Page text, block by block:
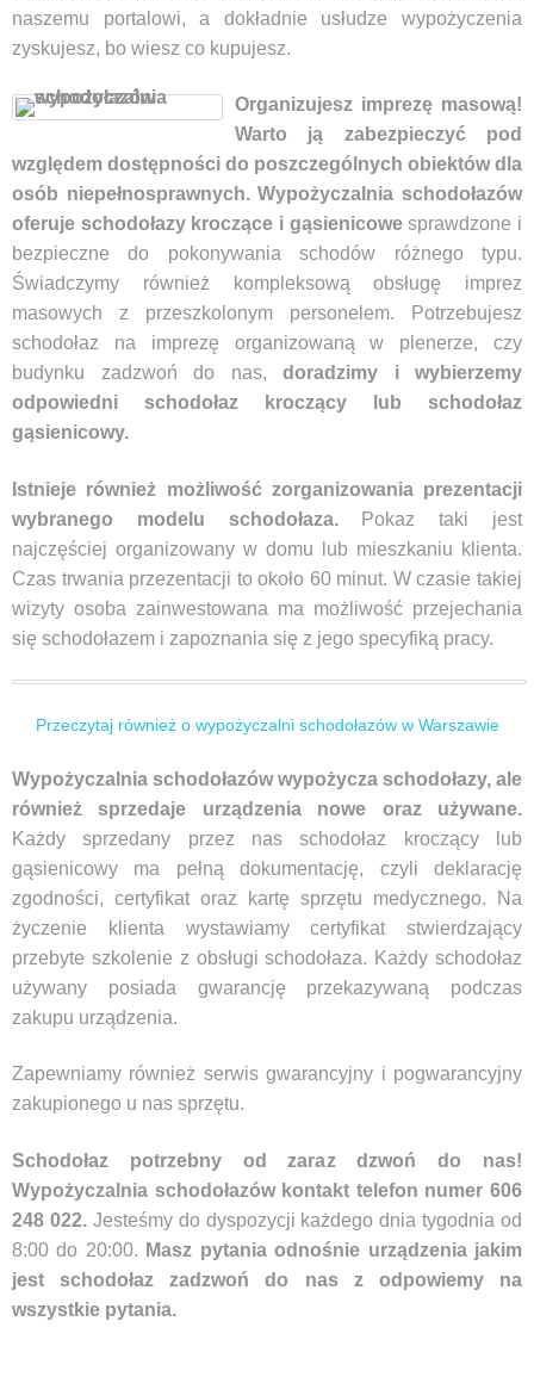
naszemu portalowi, a dokładnie usłudze wypożyczenia
zyskujesz, bo wiesz co kupujesz.
Organizujesz imprezę masową!
Warto ją zabezpieczyć pod
względem dostępności do poszczególnych obiektów dla
osób niepełnosprawnych. Wypożyczalnia schodołazów
oferuje schodołazy kroczące i gąsienicowesprawdzone i
bezpieczne do pokonywania schodów różnego typu.
Świadczymy również kompleksową obsługę imprez
masowych z przeszkolonym personelem. Potrzebujesz
schodołaz na imprezę organizowaną w plenerze, czy
budynku zadzwoń do nas, doradzimy i wybierzemy
odpowiedni schodołaz kroczący lub schodołaz
gąsienicowy.
Istnieje również możliwość zorganizowania prezentacji
wybranego modelu schodołaza.Pokaz taki jest
najczęściej organizowany w domu lub mieszkaniu klienta.
Czas trwania przezentacji to około 60 minut. W czasie takiej
wizyty osoba zainwestowana ma możliwość przejechania
się schodołazem i zapoznania się z jego specyfiką pracy.
Przeczytaj również o wypożyczalni schodołazów w Warszawie
Wypożyczalnia schodołazów wypożycza schodołazy, ale
również sprzedaje urządzenia nowe oraz używane.
Każdy sprzedany przez nas schodołaz kroczący lub
gąsienicowy ma pełną dokumentację, czyli deklarację
zgodności, certyfikat oraz kartę sprzętu medycznego. Na
życzenie klienta wystawiamy certyfikat stwierdzający
przebyte szkolenie z obsługi schodołaza. Każdy schodołaz
używany posiada gwarancję przekazywaną podczas
zakupu urządzenia.
Zapewniamy również serwis gwarancyjny i pogwarancyjny
zakupionego u nas sprzętu.
Schodołaz potrzebny od zaraz dzwoń do nas!
Wypożyczalnia schodołazów kontakt telefon numer 606
248 022.Jesteśmy do dyspozycji każdego dnia tygodnia od
8:00 do 20:00. Masz pytania odnośnie urządzenia jakim
jest schodołaz zadzwoń do nas z odpowiemy na
wszystkie pytania.